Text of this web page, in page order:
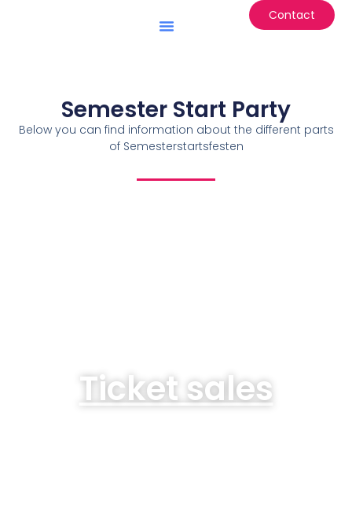
Contact
Semester Start Party
Below you can find information about the different parts
of Semesterstartsfesten
Ticket sales